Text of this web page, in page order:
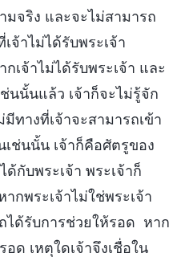
มจริง และจะไม่สามารถ
จ้าไม่ได้รับพระเจ้า
เจ้าไม่ได้รับพระเจ้า และ
ช่นนั้นแล้ว เจ้าก็จะไม่รู้จัก
ทางที่เจ้าจะสามารถเข้า
เช่นนั้น เจ้าก็คือศัตรูของ
ด้กับพระเจ้า พระเจ้าก็
กพระเจ้าไม่ใช่พระเจ้า
ได้รับการช่วยให้รอด หาก
ด เหตุใดเจ้าจึงเชื่อใน